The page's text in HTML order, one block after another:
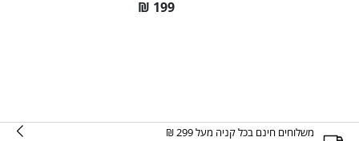
₪ 199
משלוחים חינם בכל קניה מעל 299 ₪